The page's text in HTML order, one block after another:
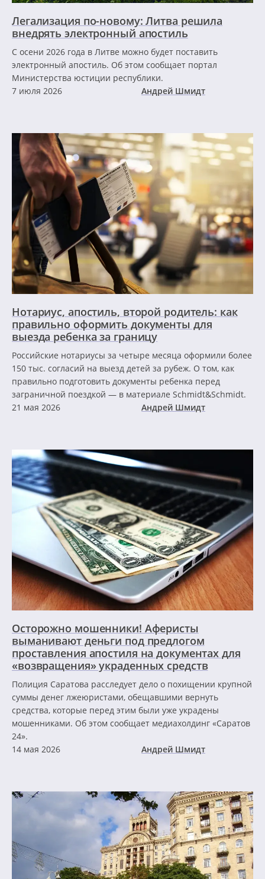
Легализация по-новому: Литва решила
внедрять электронный апостиль
С осени 2026 года в Литве можно будет поставить
электронный апостиль. Об этом сообщает портал
Министерства юстиции республики.
7 июля 2026
Андрей Шмидт
Нотариус, апостиль, второй родитель: как
правильно оформить документы для
выезда ребенка за границу
Российские нотариусы за четыре месяца оформили более
150 тыс. согласий на выезд детей за рубеж. О том, как
правильно подготовить документы ребенка перед
заграничной поездкой — в материале Schmidt&Schmidt.
21 мая 2026
Андрей Шмидт
Осторожно мошенники! Аферисты
выманивают деньги под предлогом
проставления апостиля на документах для
«возвращения» украденных средств
Полиция Саратова расследует дело о похищении крупной
суммы денег лжеюристами, обещавшими вернуть
средства, которые перед этим были уже украдены
мошенниками. Об этом сообщает медиахолдинг «Саратов
24».
14 мая 2026
Андрей Шмидт